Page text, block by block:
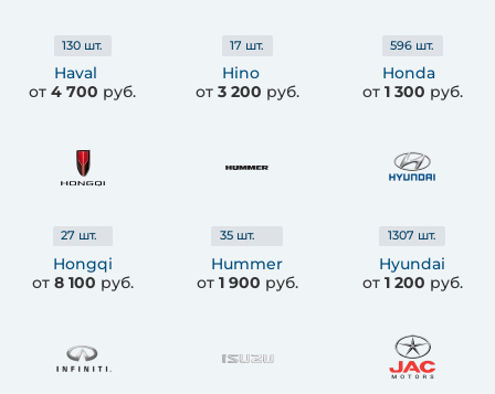
130 шт.
Haval
от4 700 руб.
17 шт.
Hino
от 3 200 руб.
596 шт.
Honda
от 1 300 руб.
27 шт.
Hongqi
от 8 100 руб.
35шт.
Hummer
от 1 900 руб.
1307 шт.
Hyundai
от 1 200 руб.